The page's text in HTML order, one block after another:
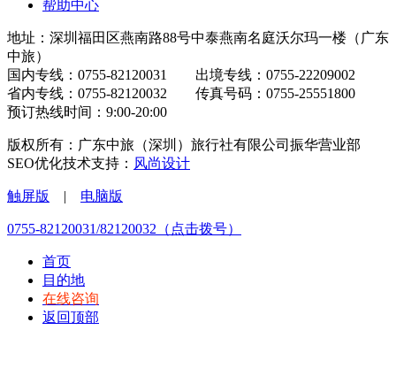
帮助中心
地址：深圳福田区燕南路88号中泰燕南名庭沃尔玛一楼（广东
中旅）
国内专线：0755-82120031 出境专线：0755-22209002
省内专线：0755-82120032 传真号码：0755-25551800
预订热线时间：9:00-20:00
版权所有：广东中旅（深圳）旅行社有限公司振华营业部
SEO优化技术支持： 风尚设计
触屏版 | 电脑版
0755-82120031/82120032（点击拨号）
首页
目的地
在线咨询
返回顶部